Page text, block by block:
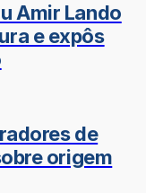
Amir Lando
e expôs
de
origem